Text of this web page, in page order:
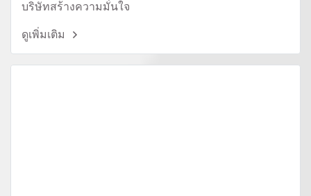
บริษัทสร้างความมั่นใจ
ดูเพิ่มเติม